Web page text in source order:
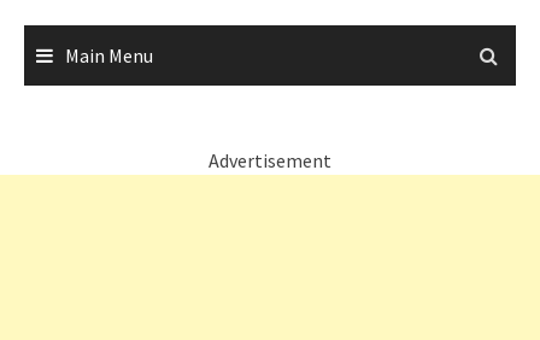
Main Menu
Advertisement